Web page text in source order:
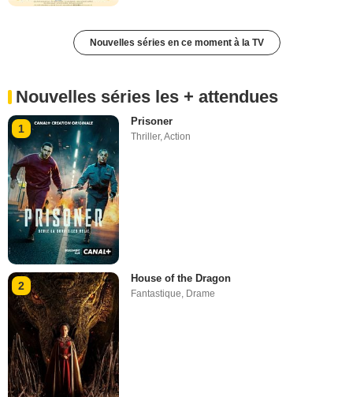
Nouvelles séries en ce moment à la TV
Nouvelles séries les + attendues
1
Prisoner
Thriller,Action
2
House of the Dragon
Fantastique Drame